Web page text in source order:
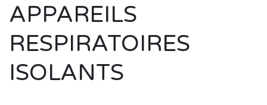
APPAREILS
RESPIRATOIRES
ISOLANTS